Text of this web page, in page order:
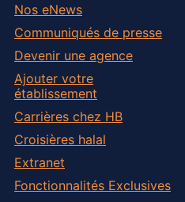
Nos eNews
Communiqués de presse
Devenir une agence
Ajouter votre
établissement
Carrières chez HB
Croisières halal
Extranet
Fonctionnalités Exclusives